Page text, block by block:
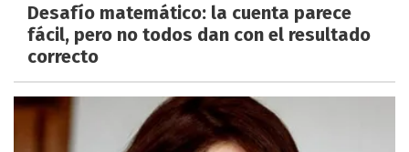
Desafío matemático: la cuenta parece
fácil, pero no todos dan con el resultado
correcto